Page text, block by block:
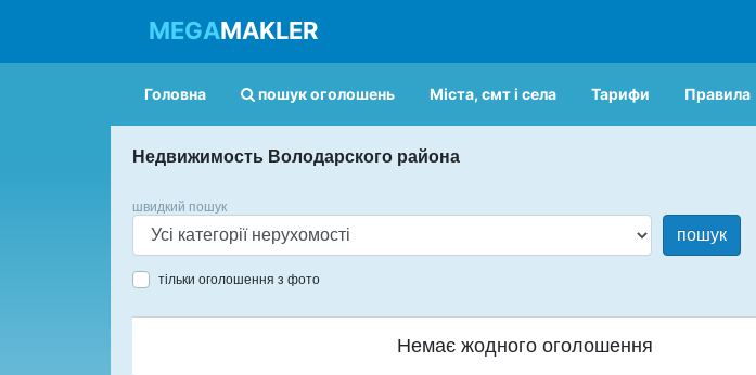
MEGAMAKLER
Головна пошук оголошень Міста, смт і села Тарифи Правила
Недвижимость Володарского района
швидкий пошук
пошук
тільки оголошення з фото
Немає жодного оголошення